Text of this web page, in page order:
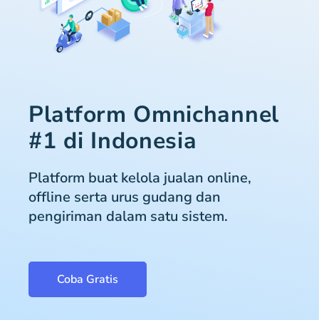
Platform Omnichannel
#1 di Indonesia
Platform buat kelola jualan online,
offline serta urus gudang dan
pengiriman dalam satu sistem.
Coba Gratis